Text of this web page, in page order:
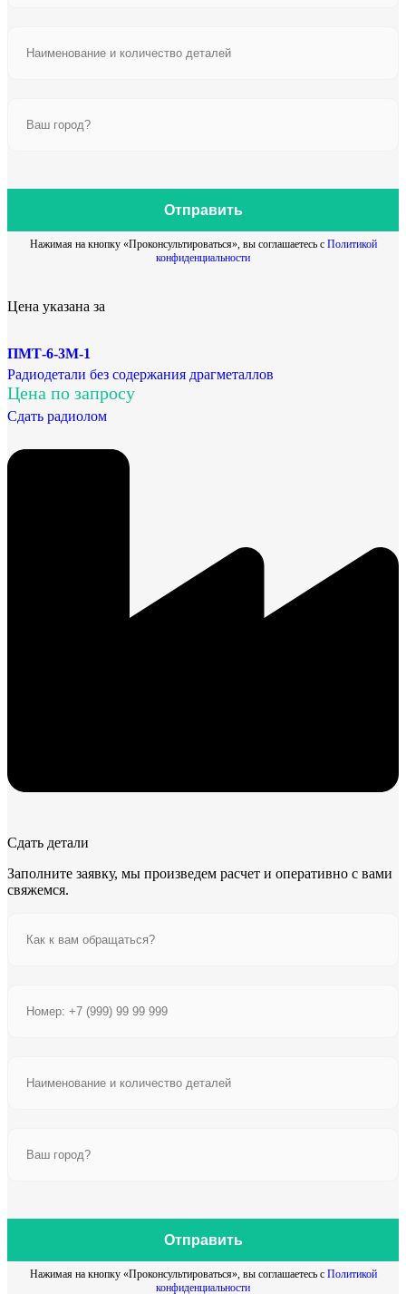
Отправить
Нажимая на кнопку «Проконсультироваться», вы соглашаетесь с Политикой
конфиденциальности
Цена указана за
ПМТ-6-3М-1
Радиодетали без содержания драгметаллов
Цена по запросу
Сдать радиолом
Сдать детали
Заполните заявку, мы произведем расчет и оперативно с вами
свяжемся.
Отправить
Нажимая на кнопку «Проконсультироваться», вы соглашаетесь с Политикой
конфиденциальности